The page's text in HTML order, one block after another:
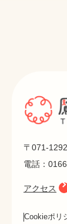
〒071-
電話：
アクセス
Cookieポリ